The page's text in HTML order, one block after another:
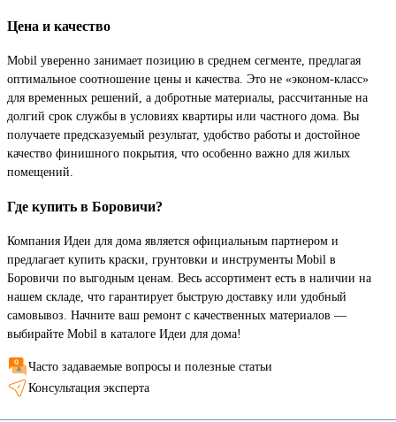
Цена и качество
Mobil уверенно занимает позицию в среднем сегменте, предлагая
оптимальное соотношение цены и качества. Это не «эконом-класс»
для временных решений, а добротные материалы, рассчитанные на
долгий срок службы в условиях квартиры или частного дома. Вы
получаете предсказуемый результат, удобство работы и достойное
качество финишного покрытия, что особенно важно для жилых
помещений.
Где купить в Боровичи?
Компания Идеи для дома является официальным партнером и
предлагает купить краски, грунтовки и инструменты Mobil в
Боровичи по выгодным ценам. Весь ассортимент есть в наличии на
нашем складе, что гарантирует быструю доставку или удобный
самовывоз. Начните ваш ремонт с качественных материалов —
выбирайте Mobil в каталоге Идеи для дома!
Часто задаваемые вопросы и полезные статьи
Консультация эксперта